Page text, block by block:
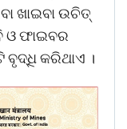
ଖାଇବା ଉଚିତ୍
ଓ ଫାଇବର
କରିଥାଏ ।